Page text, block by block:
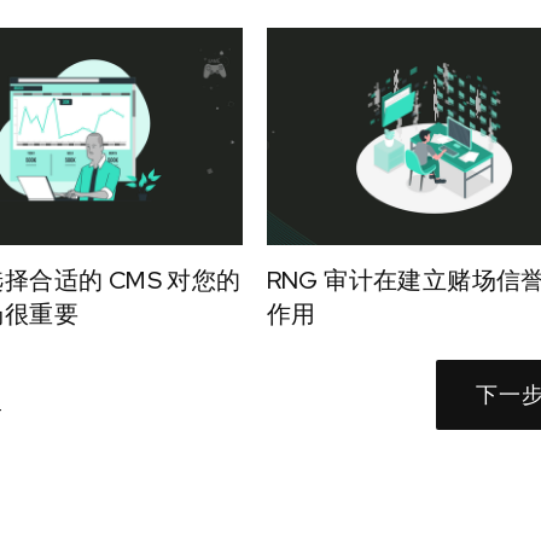
合适的 CMS 对您的
重要
RNG 审计在建立赌场信
作用
下一